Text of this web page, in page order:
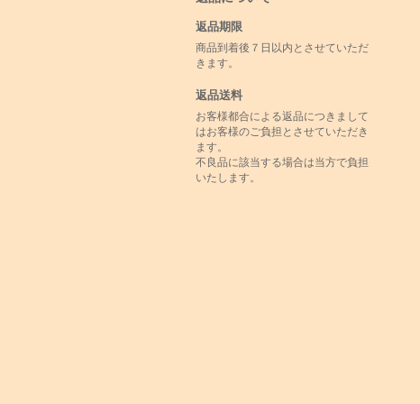
返品期限
商品到着後７日以内とさせていただ
きます。
返品送料
お客様都合による返品につきまして
はお客様のご負担とさせていただき
ます。
不良品に該当する場合は当方で負担
いたします。